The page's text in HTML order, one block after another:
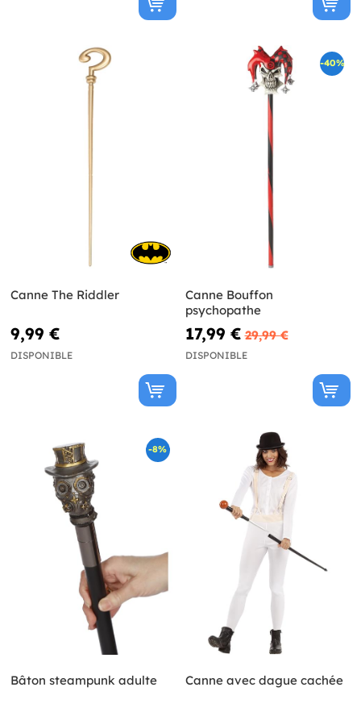
Canne The Riddler
9,99 €
DISPONIBLE
-40%
Canne Bouffon
psychopathe
17,99 € 29,99 €
DISPONIBLE
-8%
Bâton steampunk adulte Canne avec dague cachée